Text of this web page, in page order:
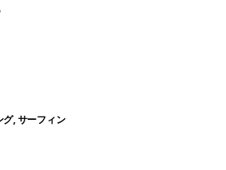
グ, サーフィン